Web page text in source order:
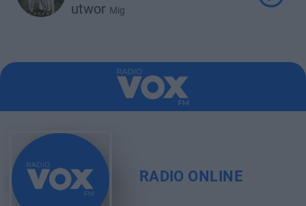
utwor Mig
RADIO ONLINE